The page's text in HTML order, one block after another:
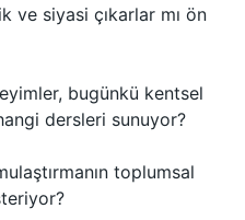
ve siyasi çıkarlar mı ön
bugünkü kentsel
dersleri sunuyor?
toplumsal